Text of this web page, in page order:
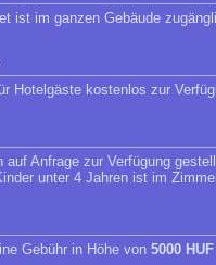
ist im ganzen Gebäude
Hotelgäste kostenlos zur
auf Anfrage zur Verfügung
unter 4 Jahren ist im
Gebühr in Höhe von 5000 HUF